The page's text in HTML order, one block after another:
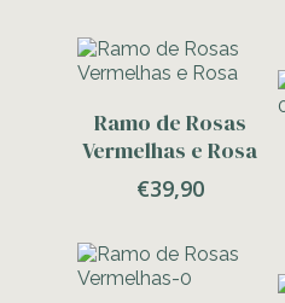
Ramo de Rosas
Vermelhas e Rosa
€39,90